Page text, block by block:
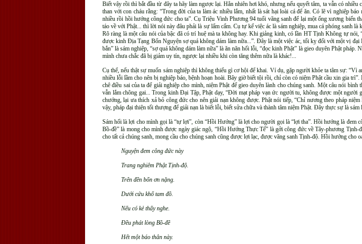
Biết vậy rồi thì bắt đầu từ đây ta hãy làm ngược lại. Hẳn nhiên hơi khó, nhưng nếu quyết tâm, ta vẫn có
than với con cháu rằng: “Trong đời của ta làm ác nhiều lắm, nhất là sát hại loài cá để ăn. Có lẽ vì nghiệp
nhiều rồi hồi hướng công đức cho ta”. Cụ Triệu Vinh Phương 94 tuổi vãng sanh để lại một ống xương biến
táo về với Phật... thì lời nói này đâu phải là sự lẩm cẩm. Cụ tự kể việc ác là sám nghiệp, mua cá phóng sanh
Rõ ràng là một câu nói của bậc đã có trí huệ mà ta không hay. Khi giảng kinh, có lần HT Tịnh Không tự
được kinh Địa Tạng Bổn Nguyện sợ quá không dám làm nữa...”. Đây là một việc ác, tối kỵ đối với một vị
bắn” là sám nghiệp, “sợ quá không dám làm nữa” là ăn năn hối lỗi, “đọc kinh Phật” là gieo duyên Phật
mình chưa chắc đã bị giảm uy tín, ngược lại nhiều khi còn tăng thêm nữa là khác!...
Cụ thể, nếu thật sự muốn sám nghiệp thì không thiếu gì cơ hội để khai. Ví dụ, gặp người khỏe ta tâm sự: “Vì
nhiều lỗi lầm cho nên bị nghiệp báo, bệnh hoạn hoài. Bây giờ biết tội rồi, chỉ còn có niệm Phật cầu xin gia
chê điều sai của ta để giải nghiệp cho mình, niệm Phật để gieo duyên lành cho chúng sanh. Một câu nói
vẫn lắm chông gai... Trong kinh Đại Tập, Phật dạy, “Đời mạt pháp vạn ức người tu, không được một người
chướng, lại ưa thích xả bỏ công đức cho nên giải nạn không được. Phật nói tiếp, “Chỉ nương theo pháp
vậy, pháp đại thiện tối thượng để giải nạn là biết lỗi, biết sửa chữa và thành tâm niệm Phật. Đây thực sự là sám
Sám hối là lợi cho mình gọi là “tự lợi”, còn “Hồi Hướng” là lợi cho người gọi là “lợi tha”. Hồi hướng là đem
Bồ-đề” là mong cho mình được ngày giác ngộ, “Hồi Hướng Thực Tế” là gởi công đức về Tây-phương
cho tất cả chúng sanh, mong cầu cho chúng sanh cũng được lợi lạc, được vãng sanh Tịnh-độ. Hồi hướng
Nguyện đem công đức này
Trang nghiêm Phật Tịnh-độ.
Trên đền bốn ơn nặng.
Dưới cứu khổ tam đồ.
Nếu có kẻ thấy nghe.
Đều phát lòng Bồ-đề
Hết một báo thân này.